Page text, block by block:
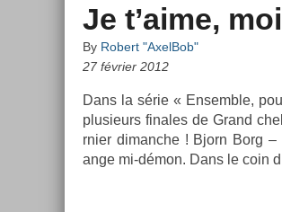
Je t’aime,
By Robert "AxelBob"
27 février 2012
Dans la série « En­semble,
plusieurs fin­ales de Grand
rni­er di­manche ! Bjorn Borg
ange mi-démon. Dans le coin